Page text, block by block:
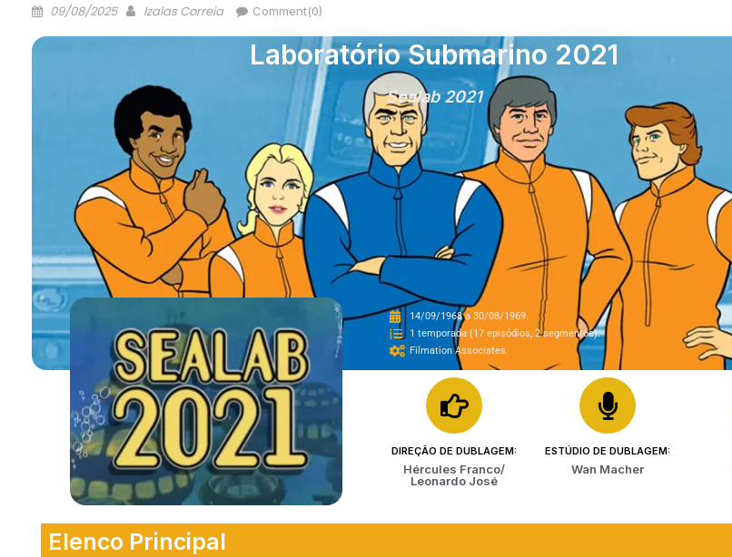
09/08/2025 Izaías Correia Comment(0)
Sealab 2021
Laboratório Submarino 2021
14/09/1968 a 30/08/1969.
1 temporada (17 episódios, 2 segmentos).
Filmation Associates.
DIREÇÃO DE DUBLAGEM:
Hércules Franco/
Leonardo José
ESTÚDIO DE DUBLAGEM:
Wan Macher
Elenco Principal